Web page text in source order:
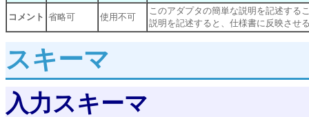
コメント 省略可 使用不可
このアダプタの簡単な説明を記述する
説明を記述すると、仕様書に反映させ
スキーマ
入力スキーマ